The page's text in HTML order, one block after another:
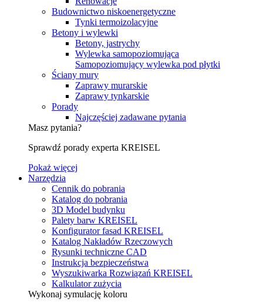
Budownictwo niskoenergetyczne
Tynki termoizolacyjne
Betony i wylewki
Betony, jastrychy
Wylewka samopoziomująca
Samopoziomujący wylewka pod płytki
Ściany mury
Zaprawy murarskie
Zaprawy tynkarskie
Porady
Najczęściej zadawane pytania
Masz pytania?
Sprawdź porady experta KREISEL
Pokaż więcej
Narzędzia
Cennik do pobrania
Katalog do pobrania
3D Model budynku
Palety barw KREISEL
Konfigurator fasad KREISEL
Katalog Nakładów Rzeczowych
Rysunki techniczne CAD
Instrukcja bezpieczeństwa
Wyszukiwarka Rozwiązań KREISEL
Kalkulator zużycia
Wykonaj symulację koloru